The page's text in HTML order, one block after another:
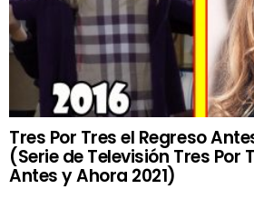
Tres Por Tres el Regreso
(Serie de Televisión Tres Por
Antes y Ahora 2021)